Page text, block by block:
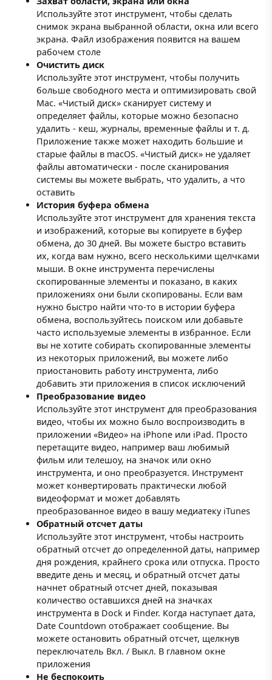
Используйте этот инструмент, чтобы сделать
снимок экрана выбранной области, окна или всего
экрана. Файл изображения появится на вашем
рабочем столе
Очистить диск
Используйте этот инструмент, чтобы получить
больше свободного места и оптимизировать свой
Mac. «Чистый диск» сканирует систему и
определяет файлы, которые можно безопасно
удалить - кеш, журналы, временные файлы и т. д.
Приложение также может находить большие и
старые файлы в macOS. «Чистый диск» не удаляет
файлы автоматически - после сканирования
системы вы можете выбрать, что удалить, а что
оставить
История буфера обмена
Используйте этот инструмент для хранения текста
и изображений, которые вы копируете в буфер
обмена, до 30 дней. Вы можете быстро вставить
их, когда вам нужно, всего несколькими щелчками
мыши. В окне инструмента перечислены
скопированные элементы и показано, в каких
приложениях они были скопированы. Если вам
нужно быстро найти что-то в истории буфера
обмена, воспользуйтесь поиском или добавьте
часто используемые элементы в избранное. Если
вы не хотите собирать скопированные элементы
из некоторых приложений, вы можете либо
приостановить работу инструмента, либо
добавить эти приложения в список исключений
Преобразование видео
Используйте этот инструмент для преобразования
видео, чтобы их можно было воспроизводить в
приложении «Видео» на iPhone или iPad. Просто
перетащите видео, например ваш любимый
фильм или телешоу, на значок или окно
инструмента, и оно преобразуется. Инструмент
может конвертировать практически любой
видеоформат и может добавлять
преобразованное видео в вашу медиатеку iTunes
Обратный отсчет даты
Используйте этот инструмент, чтобы настроить
обратный отсчет до определенной даты, например
дня рождения, крайнего срока или отпуска. Просто
введите день и месяц, и обратный отсчет даты
начнет обратный отсчет дней, показывая
количество оставшихся дней на значках
инструмента в Dock и Finder. Когда наступает дата,
Date Countdown отображает сообщение. Вы
можете остановить обратный отсчет, щелкнув
переключатель Вкл. / Выкл. В главном окне
приложения
Не беспокоить